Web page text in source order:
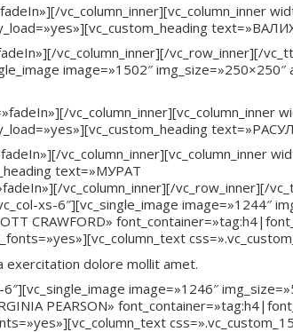
vc_column_inner][vc_column_inner
vc_column_inner][/vc_row_inner][/
image=»1502″
vc_column_inner][vc_column_inner
text=»РАСУЛ
vc_column_inner][vc_column_inner
text=»МУРАТ
vc_column_inner][/vc_row_inner][/
xs-6″][vc_single_image image=»1244″
CRAWFORD»
exercitation dolore mollit amet.
image=»1246″
PEARSON»